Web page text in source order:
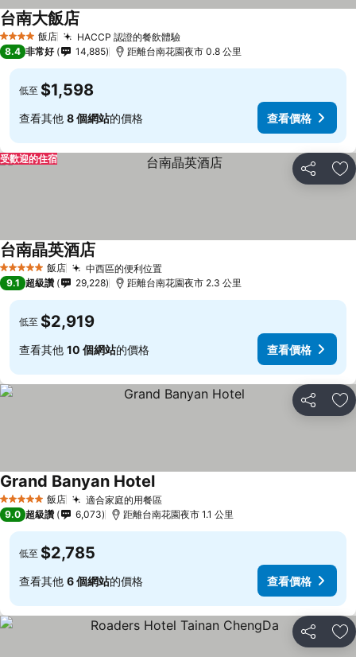
4 星級 飯店 HACCP 認證的餐飲體驗
台南大飯店
8.4 非常好 14,885 距離台南花園夜市 0.8 公里
低至 $1,598
查看其他 8 個網站的價格 查看價格
分享 加
受歡迎的住宿
5 星級 飯店 中西區的便利位置
台南晶英酒店
9.1 超級讚 29,228 距離台南花園夜市 2.3 公里
低至 $2,919
查看其他 10 個網站的價格 查看價格
分享 加
5 星級 飯店 適合家庭的用餐區
Grand Banyan Hotel
9.0 超級讚 6,073 距離台南花園夜市 1.1 公里
低至 $2,785
查看其他 6 個網站的價格 查看價格
分享 加